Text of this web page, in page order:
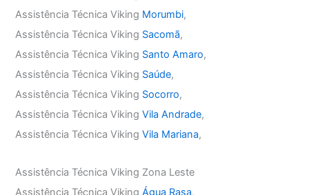
Assistência Técnica Viking Morumbi,
Assistência Técnica Viking Sacomã,
Assistência Técnica Viking Santo Amaro,
Assistência Técnica Viking Saúde,
Assistência Técnica Viking Socorro,
Assistência Técnica VikingVila Andrade,
Assistência Técnica VikingVila Mariana,
Assistência Técnica Viking Zona Leste
Assistência Técnica VikingÁgua Rasa,